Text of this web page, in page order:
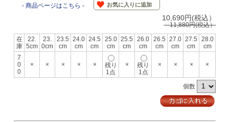
- 商品ページはこちら - お気に入りに追加
10,690円(税込）
11,880円(税込）
在
庫
22.
5cm
23.
0cm
23.5
cm
24.0
cm
24.5
cm
25.0
cm
25.5
cm
26.0
cm
26.5
cm
27.0
cm
27.5
cm
28.0
cm
7
0
0
× × × × ×
残り
1点
×
残り
1点
× × × ×
個数